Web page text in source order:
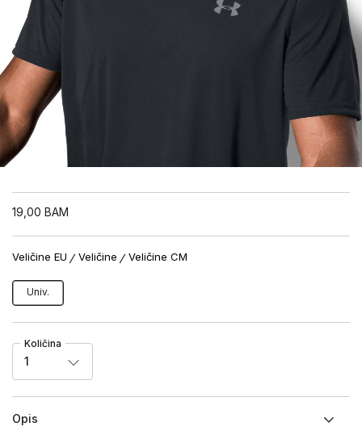
19,00 BAM
Veličine EU Veličine Veličine CM
Univ.
Količina
1
Opis